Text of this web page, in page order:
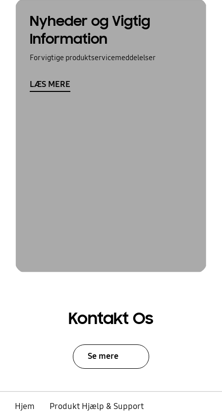
Nyheder og Vigtig
Information
For vigtige produktservicemeddelelser
LÆS MERE
Kontakt Os
Se mere
Hjem
Produkt Hjælp & Support